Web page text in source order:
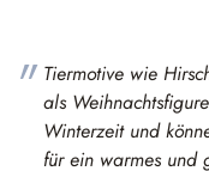
Tiermotive wie
als
Winterzeit und
für ein warmes und